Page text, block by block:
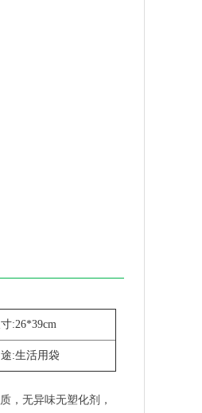
:26*39cm
:生活用袋
，无异味无塑化剂，